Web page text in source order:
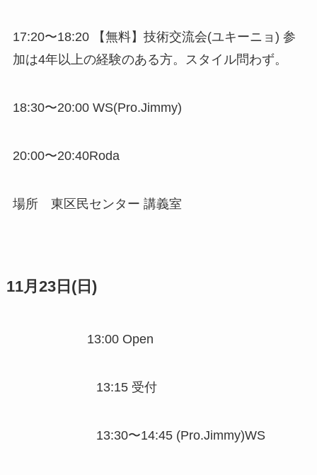
17:20〜18:20 【無料】技術交流会(ユキーニョ) 参
加は4年以上の経験のある方。スタイル問わず。
18:30〜20:00 WS(Pro.Jimmy)
20:00〜20:40Roda
場所 東区民センター 講義室
11月23日(日)
13:00 Open
13:15 受付
13:30〜14:45 (Pro.Jimmy)WS